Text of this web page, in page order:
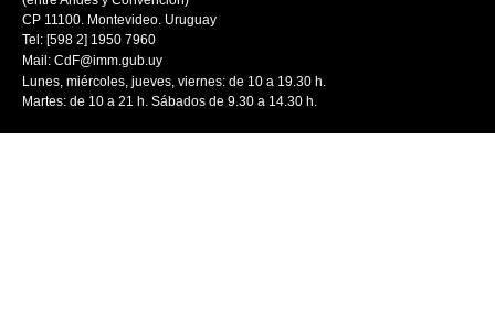
CP 11100. Montevideo. Uruguay
Tel: [598 2] 1950 7960
Mail: CdF@imm.gub.uy
Lunes, miércoles, jueves, viernes: de 10 a 19.30 h.
Martes: de 10 a 21 h. Sábados de 9.30 a 14.30 h.